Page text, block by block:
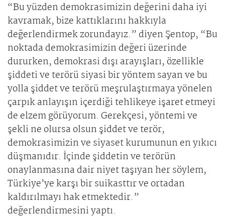
“Bu yüzden demokrasimizin değerini daha iyi
kavramak, bize kattıklarını hakkıyla
değerlendirmek zorundayız.” diyen Şentop, “Bu
noktada demokrasimizin değeri üzerinde
dururken, demokrasi dışı arayışları, özellikle
şiddeti ve terörü siyasi bir yöntem sayan ve bu
yolla şiddet ve terörü meşrulaştırmaya yönelen
çarpık anlayışın içerdiği tehlikeye işaret etmeyi
de elzem görüyorum. Gerekçesi, yöntemi ve
şekli ne olursa olsun şiddet ve terör,
demokrasimizin ve siyaset kurumunun en yıkıcı
düşmanıdır. İçinde şiddetin ve terörün
onaylanmasına dair niyet taşıyan her söylem,
Türkiye’ye karşı bir suikasttır ve ortadan
kaldırılmayı hak etmektedir.”
değerlendirmesini yaptı.